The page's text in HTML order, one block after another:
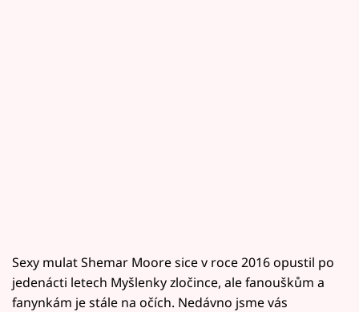
Sexy mulat Shemar Moore sice v roce 2016 opustil po
jedenácti letech Myšlenky zločince, ale fanouškům a
fanynkám je stále na očích. Nedávno jsme vás